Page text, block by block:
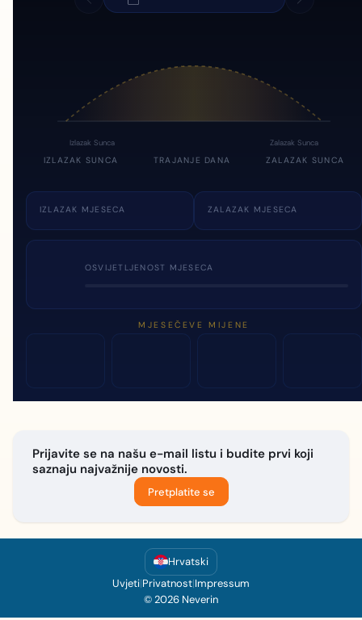
Izlazak Sunca Zalazak Sunca
IZLAZAK SUNCA TRAJANJE DANA ZALAZAK SUNCA
IZLAZAK MJESECA ZALAZAK MJESECA
OSVIJETLJENOST MJESECA
MJESEČEVE MIJENE
Prijavite se na našu e-mail listu i budite prvi koji
saznaju najvažnije novosti.
Pretplatite se
Hrvatski
Uvjeti|Privatnost|Impressum
© 2026 Neverin